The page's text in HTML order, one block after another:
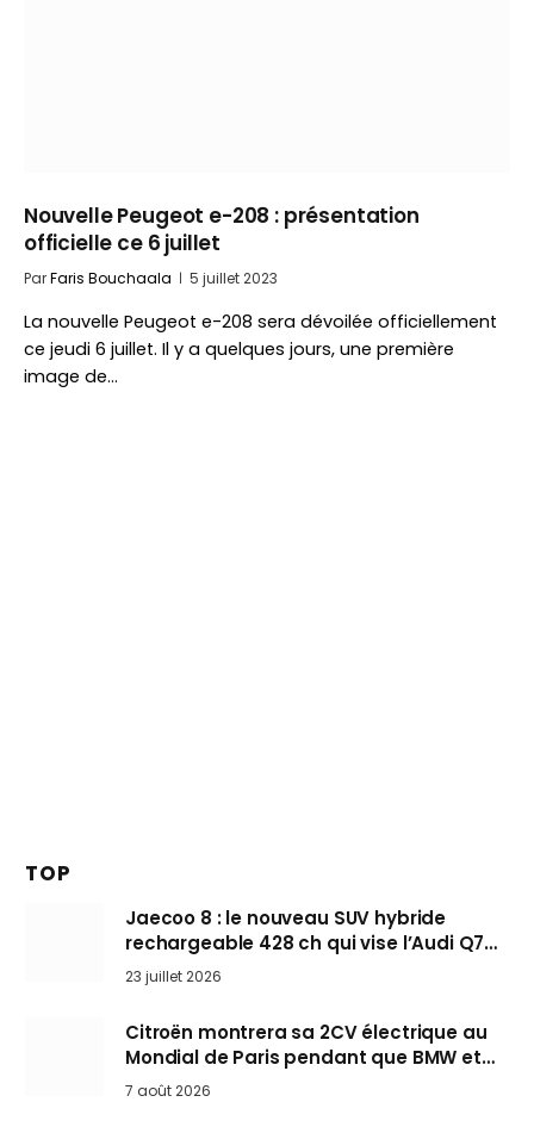
Nouvelle Peugeot e-208 : présentation
officielle ce 6 juillet
ParFaris Bouchaala 5 juillet 2023
La nouvelle Peugeot e-208 sera dévoilée officiellement
ce jeudi 6 juillet. Il y a quelques jours, une première
image de…
TOP
Jaecoo 8 : le nouveau SUV hybride
rechargeable 428 ch qui vise l’Audi Q7
arrive en Europe cet automne
23 juillet 2026
Citroën montrera sa 2CV électrique au
Mondial de Paris pendant que BMW et
Mini désertent le salon
7 août 2026